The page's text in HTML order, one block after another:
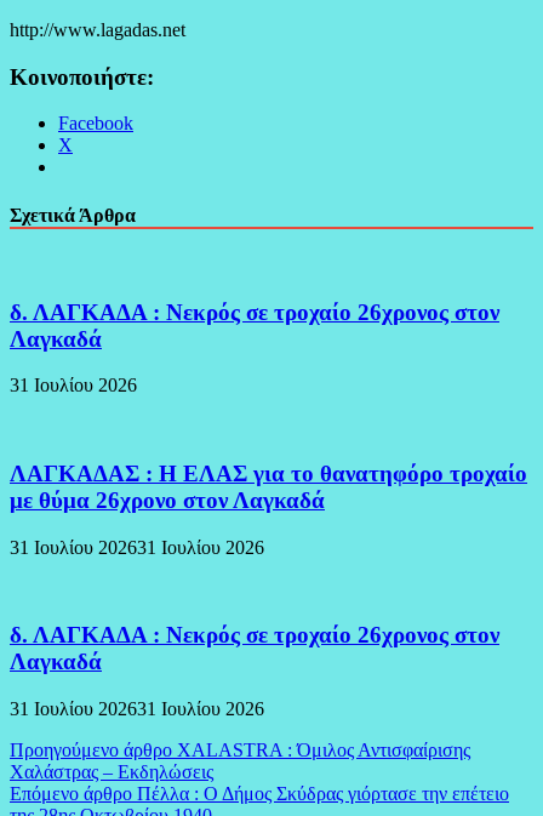
http://www.lagadas.net
Κοινοποιήστε:
Facebook
X
Σχετικά Άρθρα
δ. ΛΑΓΚΑΔΑ : Νεκρός σε τροχαίο 26χρονος στον
Λαγκαδά
31 Ιουλίου 2026
ΛΑΓΚΑΔΑΣ : Η ΕΛΑΣ για το θανατηφόρο τροχαίο
με θύμα 26χρονο στον Λαγκαδά
31 Ιουλίου 202631 Ιουλίου 2026
δ. ΛΑΓΚΑΔΑ : Νεκρός σε τροχαίο 26χρονος στον
Λαγκαδά
31 Ιουλίου 202631 Ιουλίου 2026
Πλοήγηση
άρθρων
Προηγούμενο άρθρο XALASTRA : Όμιλος Αντισφαίρισης
Χαλάστρας – Εκδηλώσεις
Επόμενο άρθρο Πέλλα : Ο Δήμος Σκύδρας γιόρτασε την επέτειο